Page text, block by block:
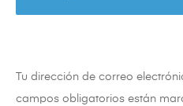
Tu dirección de correo
campos obligatorios están